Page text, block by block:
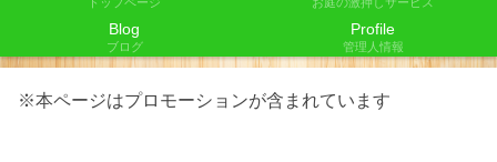
Blog
ブログ
Profile
管理人情報
※本ページはプロモーションが含まれています